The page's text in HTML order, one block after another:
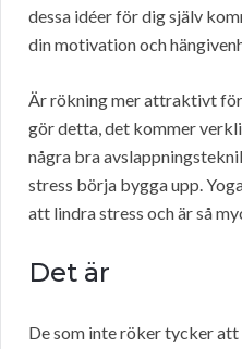
dessa idéer för dig själv
din motivation och
Är rökning mer attraktivt
gör detta, det kommer
några bra
stress börja bygga upp.
att lindra stress och är så
Det är
De som inte röker tycker